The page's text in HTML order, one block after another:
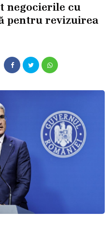
negocierile cu
pentru revizuirea